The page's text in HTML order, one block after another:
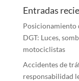
Entradas
Posicionamiento
DGT: Luces,
motociclistas
Accidentes de
responsabilidad